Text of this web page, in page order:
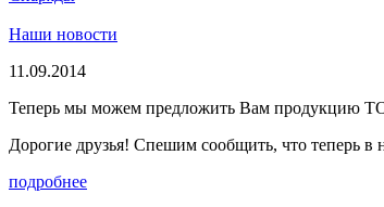
Наши новости
11.09.2014
Теперь мы можем предложить Вам продукцию
Дорогие друзья! Спешим сообщить, что теперь
подробнее